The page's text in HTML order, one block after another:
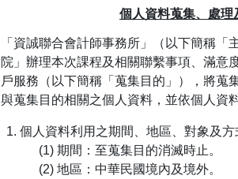
個人資料蒐集、處理
「資誠聯合會計師事務所」（以下簡稱「
院」辦理本次課程及相關聯繫事項、滿意
戶服務（以下簡稱「蒐集目的」），將蒐
與蒐集目的相關之個人資料，並依個人資
個人資料利用之期間、地區、對象及方
期間：至蒐集目的消滅時止。
地區：中華民國境內及境外。